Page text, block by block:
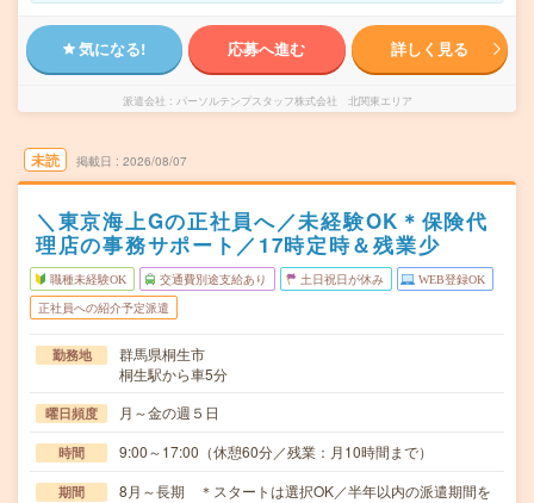
気になる! 応募へ進む 詳しく見る
派遣会社 パーソルテンプスタッフ株式会社 北関東エリア
未読 掲載日 2026/08/07
＼東京海上Gの正社員へ／未経験OK＊保険代
理店の事務サポート／17時定時＆残業少
職種未経験OK 交通費別途支給あり 土日祝日が休み WEB登録OK
正社員への紹介予定派遣
勤務地
群馬県桐生市
桐生駅から車5分
曜日頻度 月～金の週５日
時間 9:00～17:00（休憩60分／残業：月10時間まで）
期間
8月～長期 ＊スタートは選択OK／半年以内の派遣期間を